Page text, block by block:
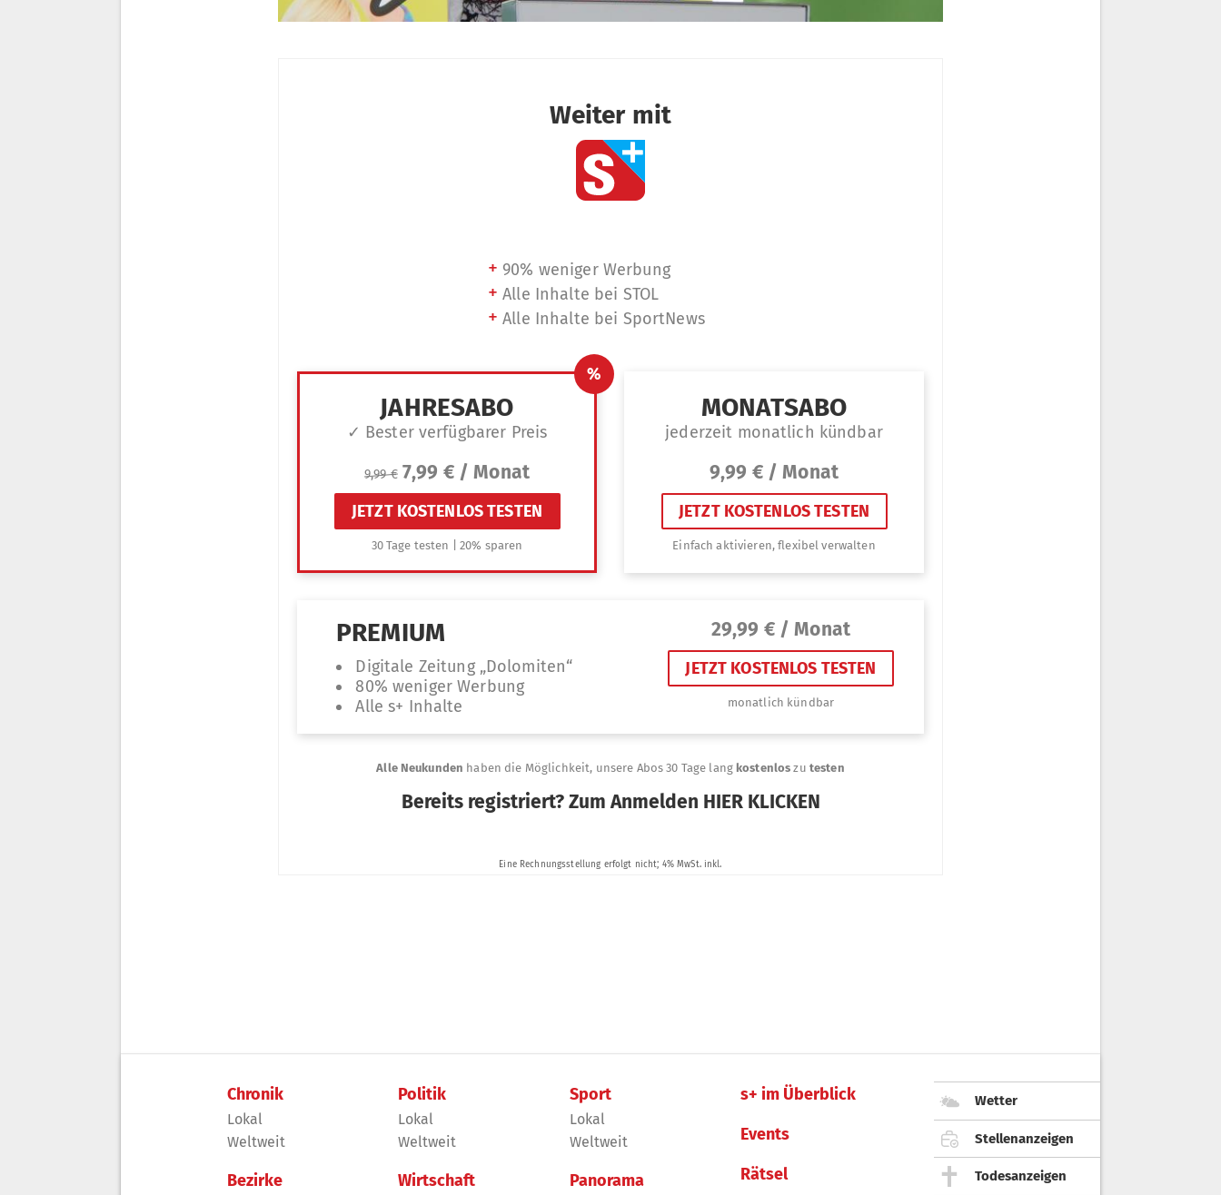
Chronik
Lokal
Weltweit
Bezirke
Politik
Lokal
Weltweit
Wirtschaft
Sport
Lokal
Weltweit
Panorama
s+ im Überblick
Events
Rätsel
Wetter
Stellenanzeigen
Todesanzeigen